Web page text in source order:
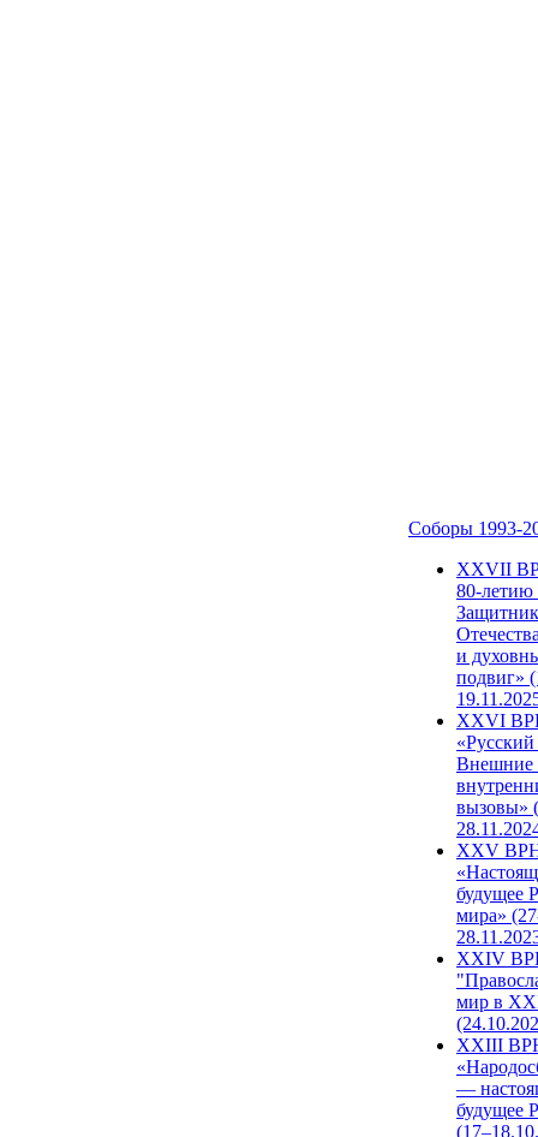
Соборы 1993-
ХХVII
80-
и
подвиг»
XXVI
Внешние
вызовы»
XXV
будущее
мира»
XXIV
мир в
XXIII
—
будущее